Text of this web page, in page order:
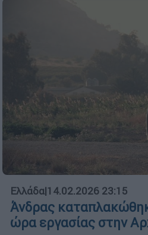
Ελλάδα|14.02.2026 23:15
Άνδρας
ώρα εργασίας στην